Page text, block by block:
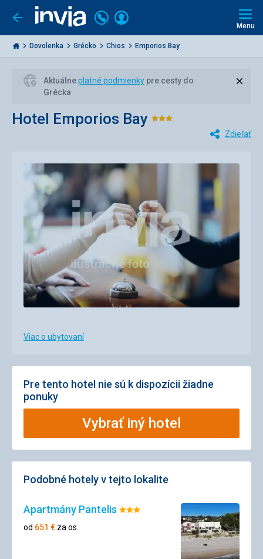
Ísť
späť
Invia.sk
Volajte
+421
2
3221
Prihlásiť
Menu
Dovolenka Grécko Chios Emporios Bay
Aktuálneplatné podmienky pre cesty do
Grécka
Hotel Emporios Bay Hodnotenie:
Zdieľať
Viac o ubytovaní
Pre tento hotel nie sú k dispozícii žiadne
ponuky
Vybrať iný hotel
Podobné hotely v tejto lokalite
Apartmány Pantelis Hodnotenie:
od 651 € za os.